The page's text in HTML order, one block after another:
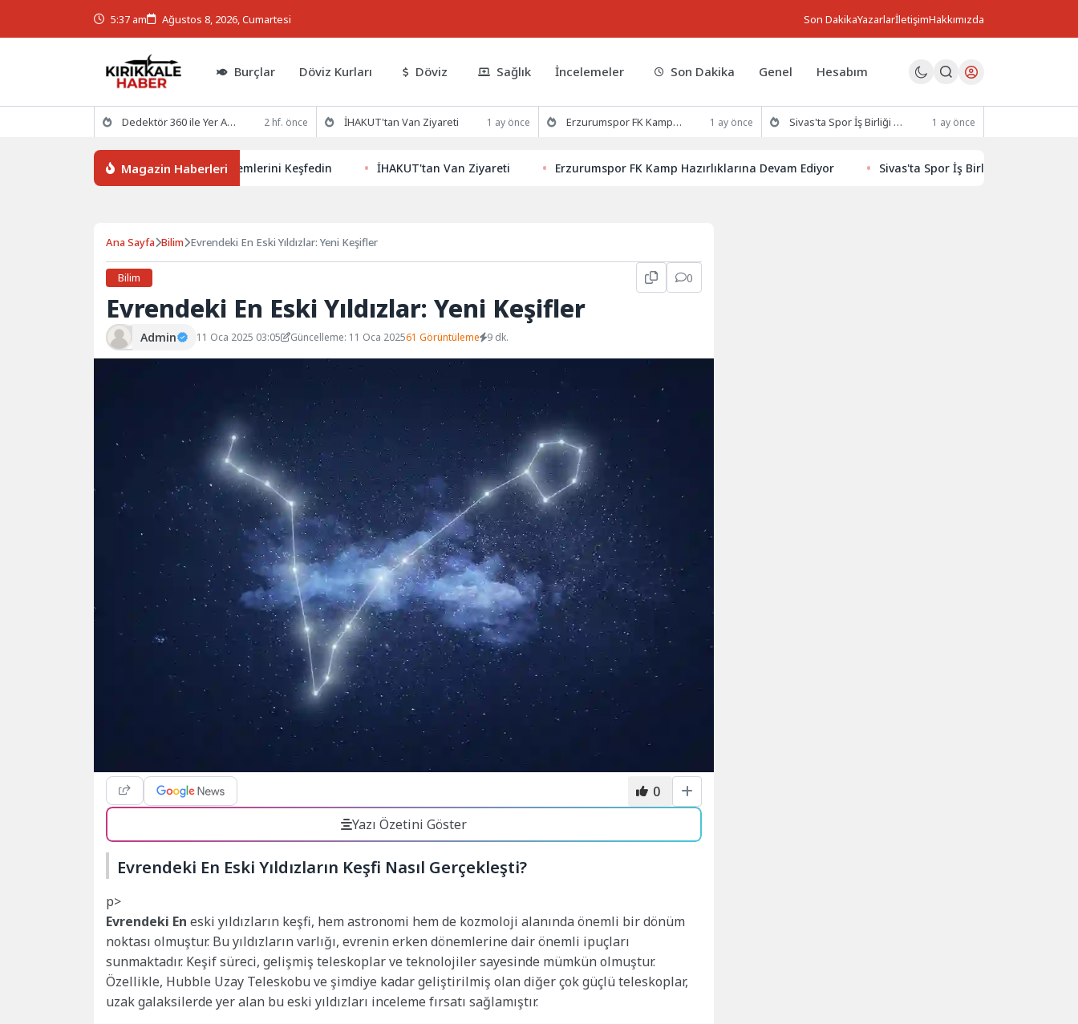
5:37 am Ağustos 8, 2026, Cumartesi Son DakikaYazarlarİletişimHakkımızda
Burçlar Döviz Kurları Döviz Sağlık İncelemeler Son Dakika Genel Hesabım
Dedektör 360 ile Yer Altının Gizemlerini Keşfedin 2 hf. önce İHAKUT'tan Van Ziyareti 1 ay önce Erzurumspor FK Kamp Hazırlıklarına Devam Ediyor 1 ay önce Sivas'ta Spor İş Birliği Protokolü İmzalandı 1 ay önce
Magazin Haberleri
Dedektör 360 ile Yer Altının Gizemlerini Keşfedin İHAKUT'tan Van Ziyareti Erzurumspor FK Kamp Hazırlıklarına Devam Ediyor Sivas'ta Spor İş Birliği Protokolü İmzalandı
Ana Sayfa Bilim Evrendeki En Eski Yıldızlar: Yeni Keşifler
Bilim 0
Evrendeki En Eski Yıldızlar: Yeni Keşifler
Admin 11 Oca 2025 03:05 Güncelleme: 11 Oca 202561 Görüntüleme 9 dk.
0
Yazı Özetini Göster
Evrendeki En Eski Yıldızların Keşfi Nasıl Gerçekleşti?
p>
Evrendeki En eski yıldızların keşfi, hem astronomi hem de kozmoloji alanında önemli bir dönüm
noktası olmuştur. Bu yıldızların varlığı, evrenin erken dönemlerine dair önemli ipuçları
sunmaktadır. Keşif süreci, gelişmiş teleskoplar ve teknolojiler sayesinde mümkün olmuştur.
Özellikle, Hubble Uzay Teleskobu ve şimdiye kadar geliştirilmiş olan diğer çok güçlü teleskoplar,
uzak galaksilerde yer alan bu eski yıldızları inceleme fırsatı sağlamıştır.